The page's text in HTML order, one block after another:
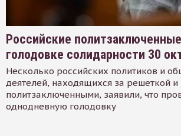
Российские
голодовке солидарности 30
Несколько российских политиков и
деятелей, находящихся за решеткой
политзаключенными, заявили, что
однодневную голодовку